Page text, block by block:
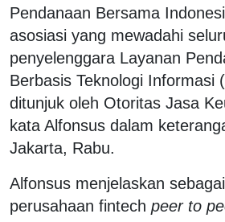
Pendanaan Bersama
asosiasi yang mewadahi
penyelenggara Layanan
Berbasis Teknologi Informasi
ditunjuk oleh Otoritas Jasa
kata Alfonsus dalam
Jakarta, Rabu.
Alfonsus menjelaskan
perusahaan fintech peer to